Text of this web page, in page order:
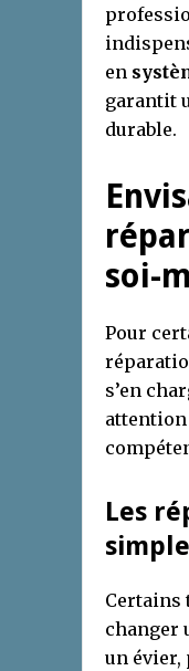
en
garantit
durable.
soi-
Pour
s’en
attention
Les
Certains
changer
un évier,